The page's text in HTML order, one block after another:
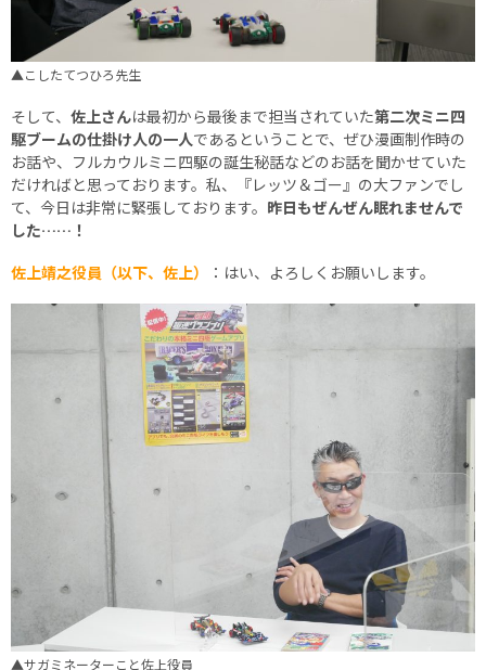
▲こしたてつひろ先生
そして、 佐上さんは最初から最後まで担当されていた第二次ミニ四
駆ブームの仕掛け人の一人であるということで、ぜひ漫画制作時の
お話や、フルカウルミニ四駆の誕生秘話などのお話を聞かせていた
だければと思っております。私、『レッツ＆ゴー』の大ファンでし
て、今日は非常に緊張しております。 昨日もぜんぜん眠れませんで
した……！
佐上靖之役員（以下、佐上）
：はい、よろしくお願いします。
▲サガミネーターこと佐上役員